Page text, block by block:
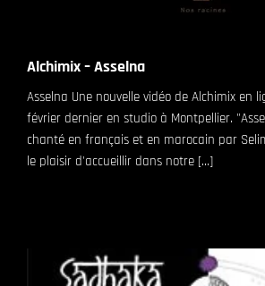
Alchimix – Asselna
Asselna Une nouvelle vidéo de Alchimix en
février dernier en studio à Montpellier.
chanté en français et en marocain par
le plaisir d'accueillir dans notre [...]